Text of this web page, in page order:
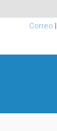
Correo |